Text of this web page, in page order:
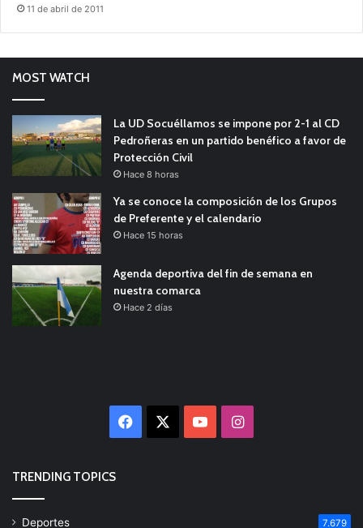
11 de abril de 2011
MOST WATCH
La UD Socuéllamos se impone por 2-1 al CD
Pedroñeras en un partido benéfico a favor de
Protección Civil
Hace 8 horas
Ya se conoce la composición de los Grupos
de Preferente y el calendario
Hace 15 horas
Agenda deportiva del fin de semana en
nuestra comarca
Hace 2 días
Facebook YouTubeInstagram
TRENDING TOPICS
Deportes 7.679